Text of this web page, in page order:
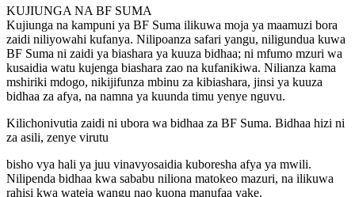
KUJIUNGA NA BF SUMA
Kujiunga na kampuni ya BF Suma ilikuwa moja ya maamuzi bora
zaidi niliyowahi kufanya. Nilipoanza safari yangu, niligundua kuwa
BF Suma ni zaidi ya biashara ya kuuza bidhaa; ni mfumo mzuri wa
kusaidia watu kujenga biashara zao na kufanikiwa. Nilianza kama
mshiriki mdogo, nikijifunza mbinu za kibiashara, jinsi ya kuuza
bidhaa za afya, na namna ya kuunda timu yenye nguvu.
Kilichonivutia zaidi ni ubora wa bidhaa za BF Suma. Bidhaa hizi ni
za asili, zenye virutu
bisho vya hali ya juu vinavyosaidia kuboresha afya ya mwili.
Nilipenda bidhaa kwa sababu niliona matokeo mazuri, na ilikuwa
rahisi kwa wateja wangu nao kuona manufaa yake.